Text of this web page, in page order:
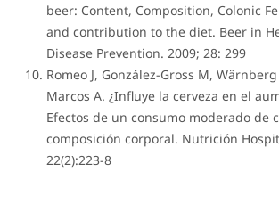
beer: Content, Composition, Colonic
and contribution to the diet. Beer in
Disease Prevention. 2009; 28: 299
Romeo J, González-Gross M, Wärnberg
Marcos A. ¿Influye la cerveza en el
Efectos de un consumo moderado de
composición corporal. Nutrición
22(2):223-8